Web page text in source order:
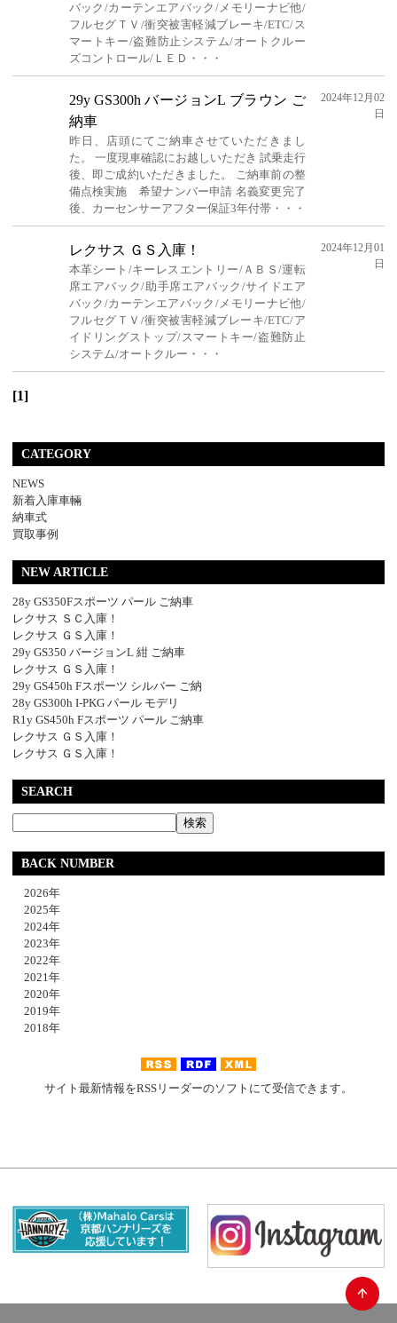
バック/カーテンエアバック/メモリーナビ他/
フルセグＴＶ/衝突被害軽減ブレーキ/ETC/ス
マートキー/盗難防止システム/オートクルー
ズコントロール/ＬＥＤ・・・
29y GS300h バージョンL ブラウン ご
納車
昨日、店頭にてご納車させていただきまし
た。 一度現車確認にお越しいただき 試乗走行
後、即ご成約いただきました。 ご納車前の整
備点検実施 希望ナンバー申請 名義変更完了
後、カーセンサーアフター保証3年付帯・・・
2024年12月02
日
レクサス ＧＳ入庫！
本革シート/キーレスエントリー/ＡＢＳ/運転
席エアバック/助手席エアバック/サイドエア
バック/カーテンエアバック/メモリーナビ他/
フルセグＴＶ/衝突被害軽減ブレーキ/ETC/ア
イドリングストップ/スマートキー/盗難防止
システム/オートクルー・・・
2024年12月01
日
[1]
CATEGORY
NEWS
新着入庫車輛
納車式
買取事例
NEW ARTICLE
28y GS350Fスポーツ パール ご納車
レクサス ＳＣ入庫！
レクサス ＧＳ入庫！
29y GS350 バージョンL 紺 ご納車
レクサス ＧＳ入庫！
29y GS450h Fスポーツ シルバー ご納
28y GS300h I-PKG パール モデリ
R1y GS450h Fスポーツ パール ご納車
レクサス ＧＳ入庫！
レクサス ＧＳ入庫！
SEARCH
BACK NUMBER
2026年
2025年
2024年
2023年
2022年
2021年
2020年
2019年
2018年
サイト最新情報をRSSリーダーのソフトにて受信できます。